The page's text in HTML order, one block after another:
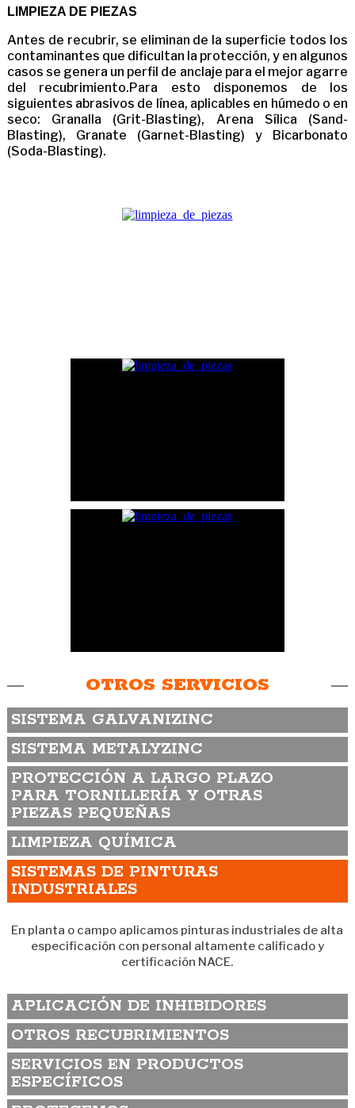
LIMPIEZA DE PIEZAS
Antes de recubrir, se eliminan de la superficie todos los
contaminantes que dificultan la protección, y en algunos
casos se genera un perfil de anclaje para el mejor agarre
del recubrimiento.Para esto disponemos de los
siguientes abrasivos de línea, aplicables en húmedo o en
seco: Granalla (Grit-Blasting), Arena Sílica (Sand-
Blasting), Granate (Garnet-Blasting) y Bicarbonato
(Soda-Blasting).
OTROS SERVICIOS
SISTEMA GALVANIZINC
SISTEMA METALYZINC
PROTECCIÓN A LARGO PLAZO
PARA TORNILLERÍA Y OTRAS
PIEZAS PEQUEÑAS
LIMPIEZA QUÍMICA
SISTEMAS DE PINTURAS
INDUSTRIALES
En planta o campo aplicamos pinturas industriales de alta
especificación con personal altamente calificado y
certificación NACE.
APLICACIÓN DE INHIBIDORES
OTROS RECUBRIMIENTOS
SERVICIOS EN PRODUCTOS
ESPECÍFICOS